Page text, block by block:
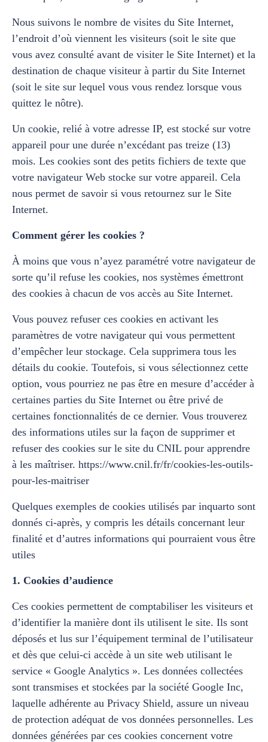
Nous suivons le nombre de visites du Site Internet,
l’endroit d’où viennent les visiteurs (soit le site que
vous avez consulté avant de visiter le Site Internet) et la
destination de chaque visiteur à partir du Site Internet
(soit le site sur lequel vous vous rendez lorsque vous
quittez le nôtre).
Un cookie, relié à votre adresse IP, est stocké sur votre
appareil pour une durée n’excédant pas treize (13)
mois. Les cookies sont des petits fichiers de texte que
votre navigateur Web stocke sur votre appareil. Cela
nous permet de savoir si vous retournez sur le Site
Internet.
Comment gérer les cookies ?
À moins que vous n’ayez paramétré votre navigateur de
sorte qu’il refuse les cookies, nos systèmes émettront
des cookies à chacun de vos accès au Site Internet.
Vous pouvez refuser ces cookies en activant les
paramètres de votre navigateur qui vous permettent
d’empêcher leur stockage. Cela supprimera tous les
détails du cookie. Toutefois, si vous sélectionnez cette
option, vous pourriez ne pas être en mesure d’accéder à
certaines parties du Site Internet ou être privé de
certaines fonctionnalités de ce dernier. Vous trouverez
des informations utiles sur la façon de supprimer et
refuser des cookies sur le site du CNIL pour apprendre
à les maîtriser. https://www.cnil.fr/fr/cookies-les-outils-
pour-les-maitriser
Quelques exemples de cookies utilisés par inquarto sont
donnés ci-après, y compris les détails concernant leur
finalité et d’autres informations qui pourraient vous être
utiles
1. Cookies d’audience
Ces cookies permettent de comptabiliser les visiteurs et
d’identifier la manière dont ils utilisent le site. Ils sont
déposés et lus sur l’équipement terminal de l’utilisateur
et dès que celui-ci accède à un site web utilisant le
service « Google Analytics ». Les données collectées
sont transmises et stockées par la société Google Inc,
laquelle adhérente au Privacy Shield, assure un niveau
de protection adéquat de vos données personnelles. Les
données générées par ces cookies concernent votre